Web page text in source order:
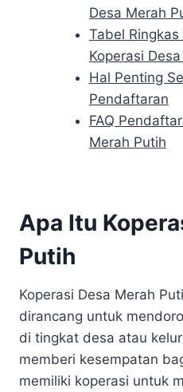
Desa Merah
Tabel
Koperasi
Hal Penting
Pendaftaran
FAQ
Merah Putih
Apa Itu
Putih
Koperasi Desa Merah
dirancang untuk
di tingkat desa atau
memberi kesempatan
memiliki koperasi untuk